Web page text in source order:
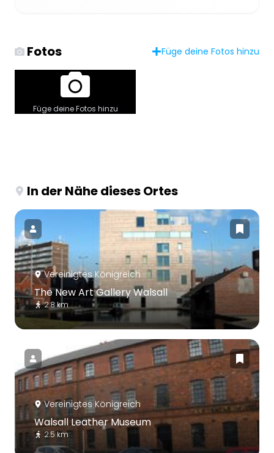
Fotos Füge deine Fotos hinzu
Füge deine Fotos hinzu
In der Nähe dieses Ortes
Vereinigtes Königreich
The New Art Gallery Walsall
2.8 km
Vereinigtes Königreich
Walsall Leather Museum
2.5 km